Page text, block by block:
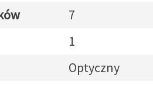
7
1
Optyczny